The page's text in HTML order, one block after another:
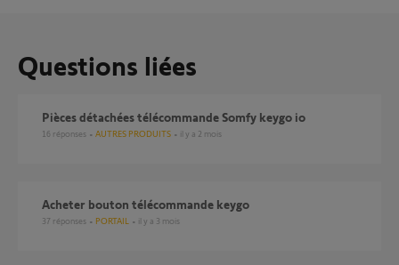
Questions liées
Pièces détachées télécommande Somfy keygo io
16 réponses AUTRES PRODUITS il y a 2 mois
Acheter bouton télécommande keygo
37 réponses PORTAIL il y a 3 mois